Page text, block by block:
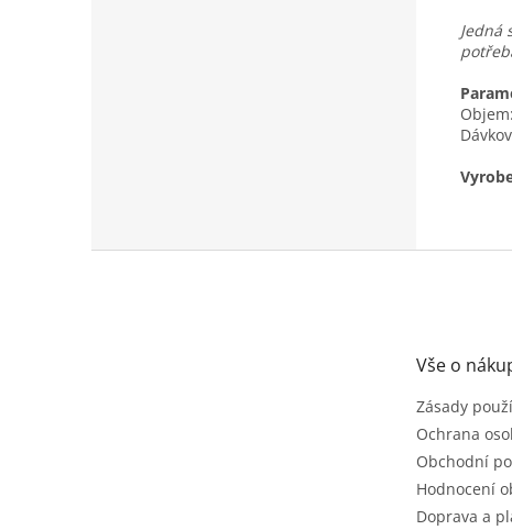
Jedná
Vše o
Zásady
Ochrana
Obchodní
Hodnocení
Doprava a